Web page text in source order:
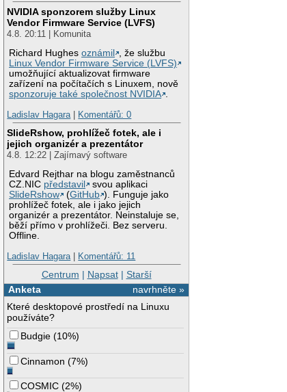
NVIDIA sponzorem služby Linux
Vendor Firmware Service (LVFS)
4.8. 20:11 | Komunita
Richard Hughesoznámil
, že službu
Linux Vendor Firmware Service (LVFS)
umožňující aktualizovat firmware
zařízení na počítačích s Linuxem, nově
sponzoruje také společnost NVIDIA .
Ladislav Hagara| Komentářů: 0
SlideRshow, prohlížeč fotek, ale i
jejich organizér a prezentátor
4.8. 12:22 | Zajímavý software
Edvard Rejthar na blogu zaměstnanců
CZ.NIC představil
svou aplikaci
SlideRshow
(GitHub ). Funguje jako
prohlížeč fotek, ale i jako jejich
organizér a prezentátor. Neinstaluje se,
běží přímo v prohlížeči. Bez serveru.
Offline.
Ladislav Hagara| Komentářů: 11
Centrum | Napsat| Starší
navrhněte »
Anketa
Které desktopové prostředí na Linuxu
používáte?
Budgie (10%)
Cinnamon (7%)
COSMIC (2%)